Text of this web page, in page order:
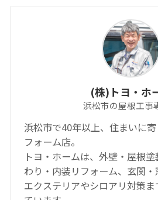
(株)トヨ・ホ
浜松市の屋根工事
浜松市で40年以上、住まいに
フォーム店。
トヨ・ホームは、外壁・屋根
わり・内装リフォーム、玄関・
エクステリアやシロアリ対策